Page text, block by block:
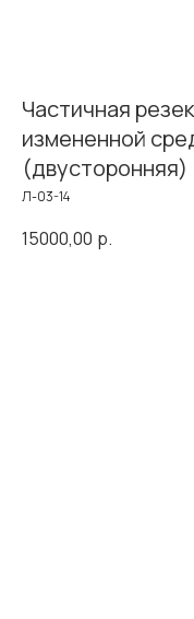
Частичная
измененной
(двусторонняя)
Л-03-14
15000,00 р.